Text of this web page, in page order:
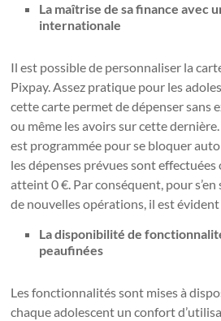
La maîtrise de sa finance avec
internationale
Il est possible de personnaliser la
Pixpay. Assez pratique pour les
cette carte permet de dépenser sans
ou même les avoirs sur cette
est programmée pour se bloquer
les dépenses prévues sont
atteint 0 €. Par conséquent, pour
de nouvelles opérations, il est évident
La disponibilité de
peaufinées
Les fonctionnalités sont mises à
chaque adolescent un confort